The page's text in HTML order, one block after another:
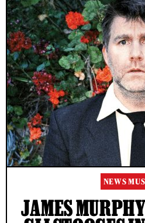
NEWS
JAMES